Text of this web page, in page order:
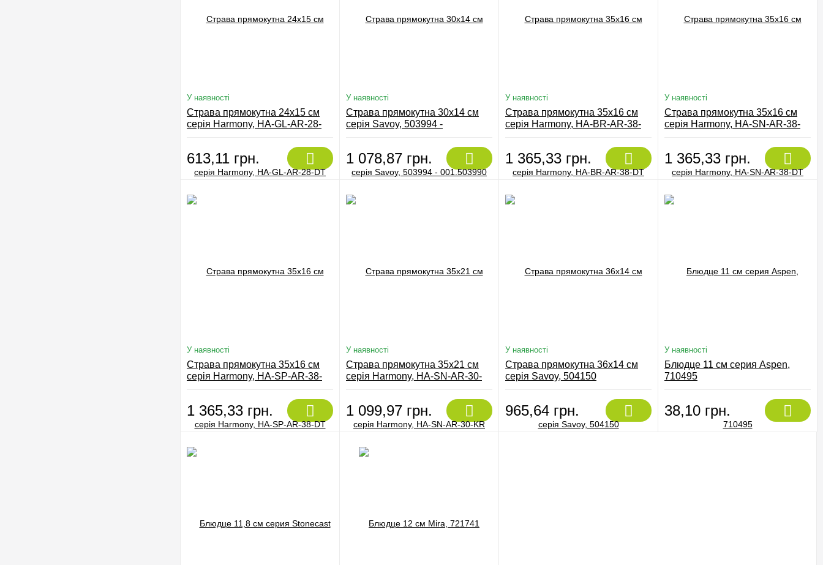
У наявності
Страва прямокутна 24х15 см
серія Harmony, HA-GL-AR-28-
613,11 грн.
У наявності
Страва прямокутна 30х14 см
серія Savoy, 503994 -
1 078,87 грн.
У наявності
Страва прямокутна 35х16 см
серія Harmony, HA-BR-AR-38-
1 365,33 грн.
У наявності
Страва прямокутна 35х16 см
серія Harmony, HA-SN-AR-38-
1 365,33 грн.
У наявності
Страва прямокутна 35х16 см
серія Harmony, HA-SP-AR-38-
1 365,33 грн.
У наявності
Страва прямокутна 35х21 см
серія Harmony, HA-SN-AR-30-
1 099,97 грн.
У наявності
Страва прямокутна 36х14 см
серія Savoy, 504150
965,64 грн.
У наявності
Блюдце 11 см серия Aspen,
710495
38,10 грн.